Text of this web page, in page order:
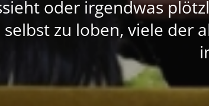
oder irgendwas
selbst zu loben, viele der